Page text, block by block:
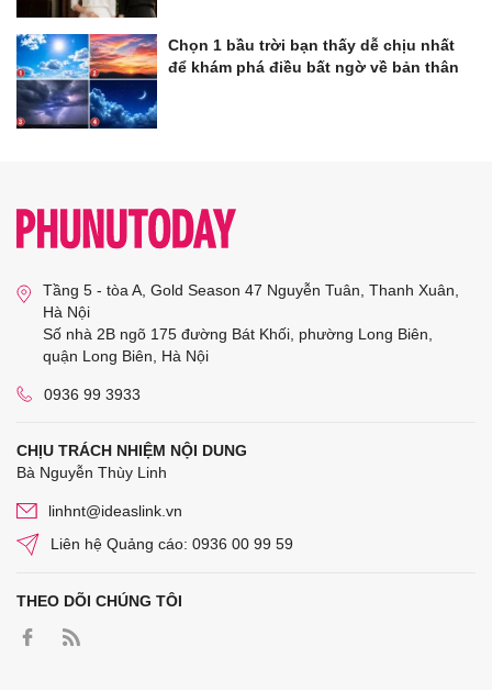
Chọn 1 bầu trời bạn thấy dễ chịu nhất
để khám phá điều bất ngờ về bản thân
Tầng 5 - tòa A, Gold Season 47 Nguyễn Tuân, Thanh Xuân,
Hà Nội
Số nhà 2B ngõ 175 đường Bát Khối, phường Long Biên,
quận Long Biên, Hà Nội
0936 99 3933
CHỊU TRÁCH NHIỆM NỘI DUNG
Bà Nguyễn Thùy Linh
linhnt@ideaslink.vn
Liên hệ Quảng cáo: 0936 00 99 59
THEO DÕI CHÚNG TÔI